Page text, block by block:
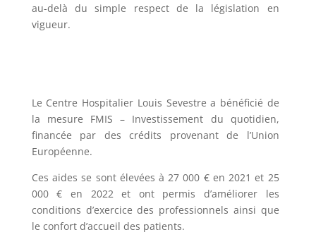
au-delà du simple respect de la législation en
vigueur.
Le Centre Hospitalier Louis Sevestre a bénéficié de
la mesure FMIS – Investissement du quotidien,
financée par des crédits provenant de l’Union
Européenne.
Ces aides se sont élevées à 27 000 € en 2021 et 25
000 € en 2022 et ont permis d’améliorer les
conditions d’exercice des professionnels ainsi que
le confort d’accueil des patients.